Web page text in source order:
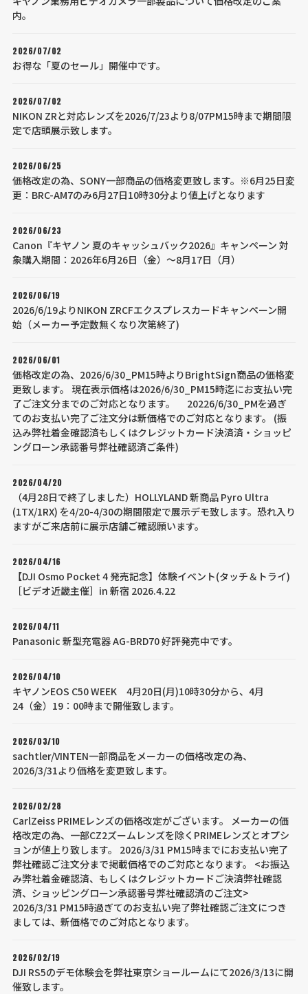
内。
2026/07/02
お得な「夏のセール」開催中です。
2026/07/02
NIKON ZRと対応レンズを2026/7/23より8/07PM15時まで期間限
定で店頭展示致します。
2026/06/25
価格改定の為、SONY一部商品の価格変更致します。※6月25日変
更：BRC-AM7のみ6月27日10時30分より値上げとなります
2026/06/23
Canon『キヤノン 夏のキャッシュバック2026』キャンペーン 対
象購入期間：2026年6月26日（金）～8月17日（月）
2026/06/19
2026/6/19よりNIKON ZRCFエクスプレスカードキャンペーン開
始（メーカー予定数無くなり次第終了)
2026/06/01
価格改定の為、2026/6/30_PM15時よりBrightSign商品の価格変
更致します。 現在表示価格は2026/6/30_PM15時迄にお支払い完
了ご注文分までのご対応となります。 20226/6/30_PMを過ぎ
てのお支払い完了ご注文分は新価格でのご対応となります。 (振
込み弊社着金確認済もしくはクレジットカード決済済・ショッピ
ングローン承認番号弊社確認済ご条件)
2026/04/20
（4月28日で終了しました）HOLLYLAND 新商品 Pyro Ultra
(1TX/1RX) を4/20-4/30の期間限定で展示デモ致します。恐れ入り
ますがご来店前に展示店舗ご確認願います。
2026/04/16
【DJI Osmo Pocket 4 発売記念】体験イベント(タッチ＆トライ)
［ビデオ近畿主催］in 新宿 2026.4.22
2026/04/11
Panasonic 新型充電器 AG-BRD70 好評発売中です。
2026/04/10
キヤノンEOS C50 WEEK 4月20日(月)10時30分から、4月
24（金）19：00時まで開催致します。
2026/03/10
sachtler/VINTEN一部商品をメーカーの価格改定の為、
2026/3/31より価格を変更致します。
2026/02/28
CarlZeiss PRIMEレンズの価格改定がございます。 メーカーの価
格改定の為、一部CZ2ズームレンズを除くPRIMEレンズとオプシ
ョンが値上り致します。 2026/3/31 PM15時までにお支払い完了
弊社確認ご注文分まで掲載価格でのご対応となります。 <お振込
み弊社着金確認済、もしくはクレジットカードご決済弊社確認
済、ショッピングローン承認番号弊社確認済のご注文>
2026/3/31 PM15時過ぎてのお支払い完了弊社確認ご注文につき
ましては、新価格でのご対応となります。
2026/02/19
DJI RS5のデモ体験会を弊社東京ショールームにて2026/3/13に開
催致します。